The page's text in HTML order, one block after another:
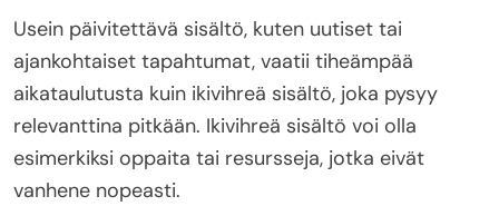
Usein päivitettävä sisältö, kuten uutiset tai
ajankohtaiset tapahtumat, vaatii tiheämpää
aikataulutusta kuin ikivihreä sisältö, joka pysyy
relevanttina pitkään. Ikivihreä sisältö voi olla
esimerkiksi oppaita tai resursseja, jotka eivät
vanhene nopeasti.